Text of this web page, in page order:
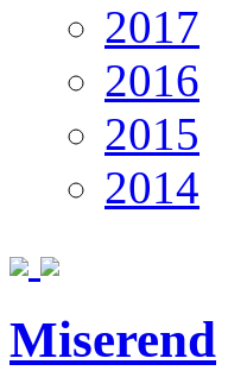
2017
2016
2015
2014
Miserend